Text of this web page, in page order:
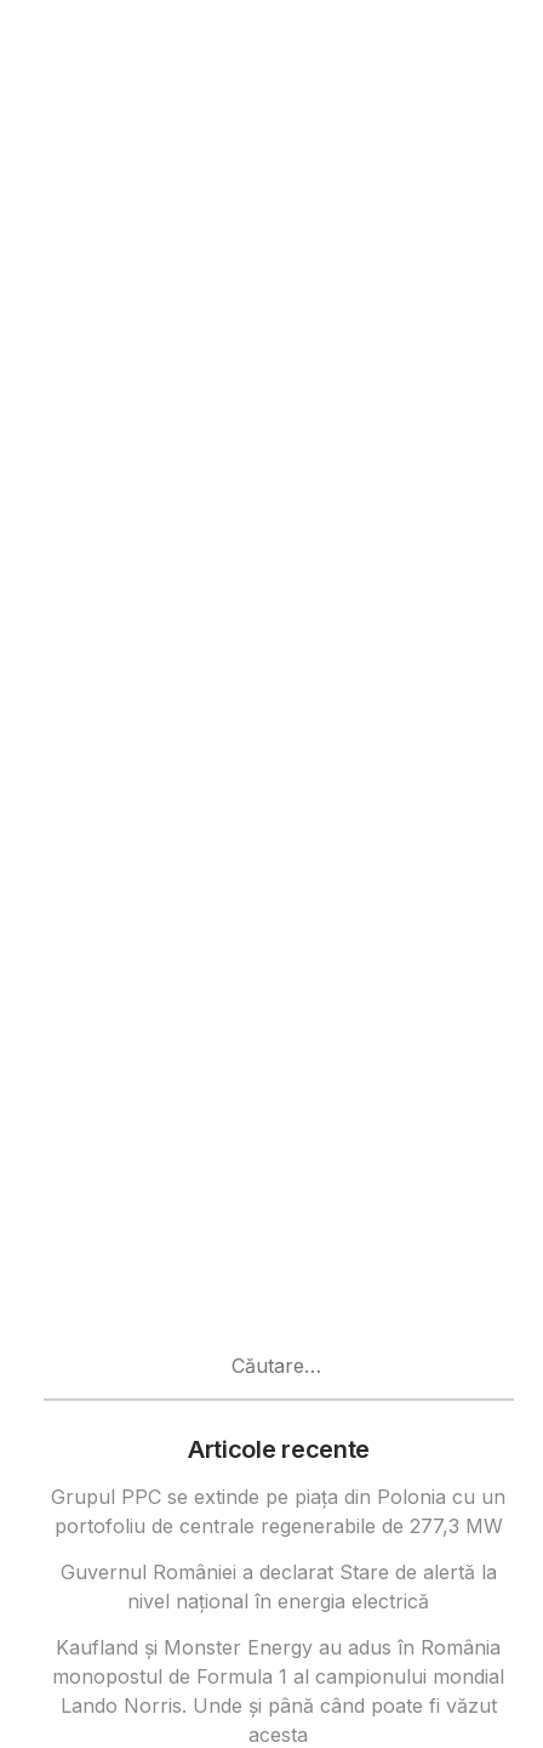
Articole recente
Grupul PPC se extinde pe piața din Polonia cu un
portofoliu de centrale regenerabile de 277,3 MW
Guvernul României a declarat Stare de alertă la
nivel național în energia electrică
Kaufland și Monster Energy au adus în România
monopostul de Formula 1 al campionului mondial
Lando Norris. Unde și până când poate fi văzut
acesta